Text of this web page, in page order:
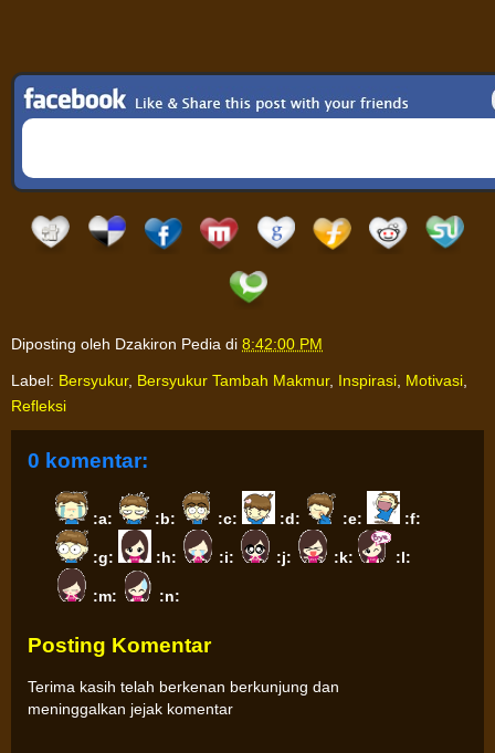
Diposting oleh Dzakiron Pedia di 8:42:00 PM
Label: Bersyukur, Bersyukur Tambah Makmur, Inspirasi Motivasi
Refleksi
0 komentar:
:a: :b: :c: :d: :e: :f:
:g: :h: :i: :j: :k: :l:
:m: :n:
Posting Komentar
Terima kasih telah berkenan berkunjung dan
meninggalkan jejak komentar